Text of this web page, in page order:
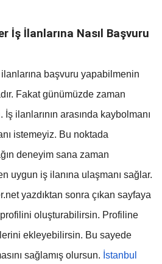
İş İlanlarına Nasıl Başvuru
başvuru yapabilmenin
Fakat günümüzde zaman
ilanlarının arasında kaybolmanı
istemeyiz. Bu noktada
deneyim sana zaman
uygun iş ilanına ulaşmanı sağlar.
yazdıktan sonra çıkan sayfaya
oluşturabilirsin. Profiline
ekleyebilirsin. Bu sayede
sağlamış olursun. İstanbul